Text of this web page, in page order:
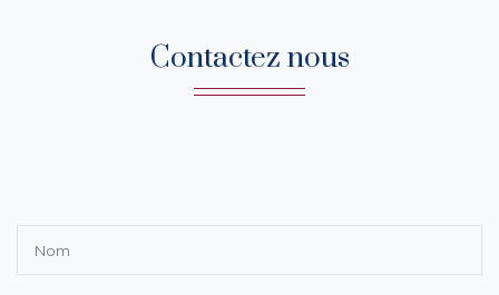
Contactez nous